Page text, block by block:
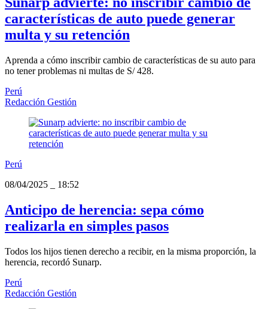
características de auto puede generar
multa y su retención
Aprenda a cómo inscribir cambio de características de su auto para
no tener problemas ni multas de S/ 428.
Perú
Redacción Gestión
Perú
08/04/2025
18:52
Anticipo de herencia: sepa cómo
realizarla en simples pasos
Todos los hijos tienen derecho a recibir, en la misma proporción, la
herencia, recordó Sunarp.
Perú
Redacción Gestión